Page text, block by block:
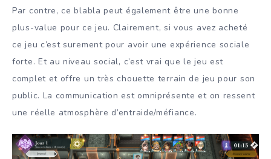
Par contre, ce blabla peut également être une bonne
plus-value pour ce jeu. Clairement, si vous avez acheté
ce jeu c’est surement pour avoir une expérience sociale
forte. Et au niveau social, c’est vrai que le jeu est
complet et offre un très chouette terrain de jeu pour son
public. La communication est omniprésente et on ressent
une réelle atmosphère d’entraide/méfiance.